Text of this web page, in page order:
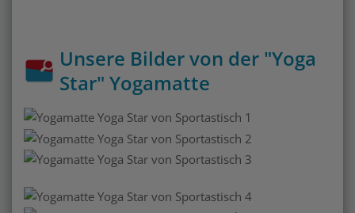
Unsere Bilder von der "Yoga
Star" Yogamatte